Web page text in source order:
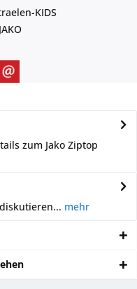
KIDS
JAKO
zum Jako Ziptop
mehr